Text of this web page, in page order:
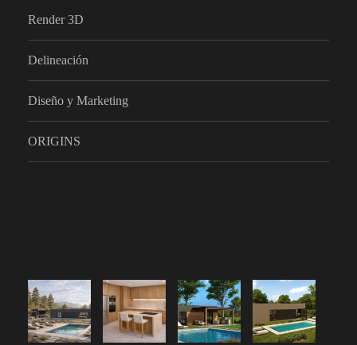
Render 3D
Delineación
Diseño y Marketing
ORIGINS